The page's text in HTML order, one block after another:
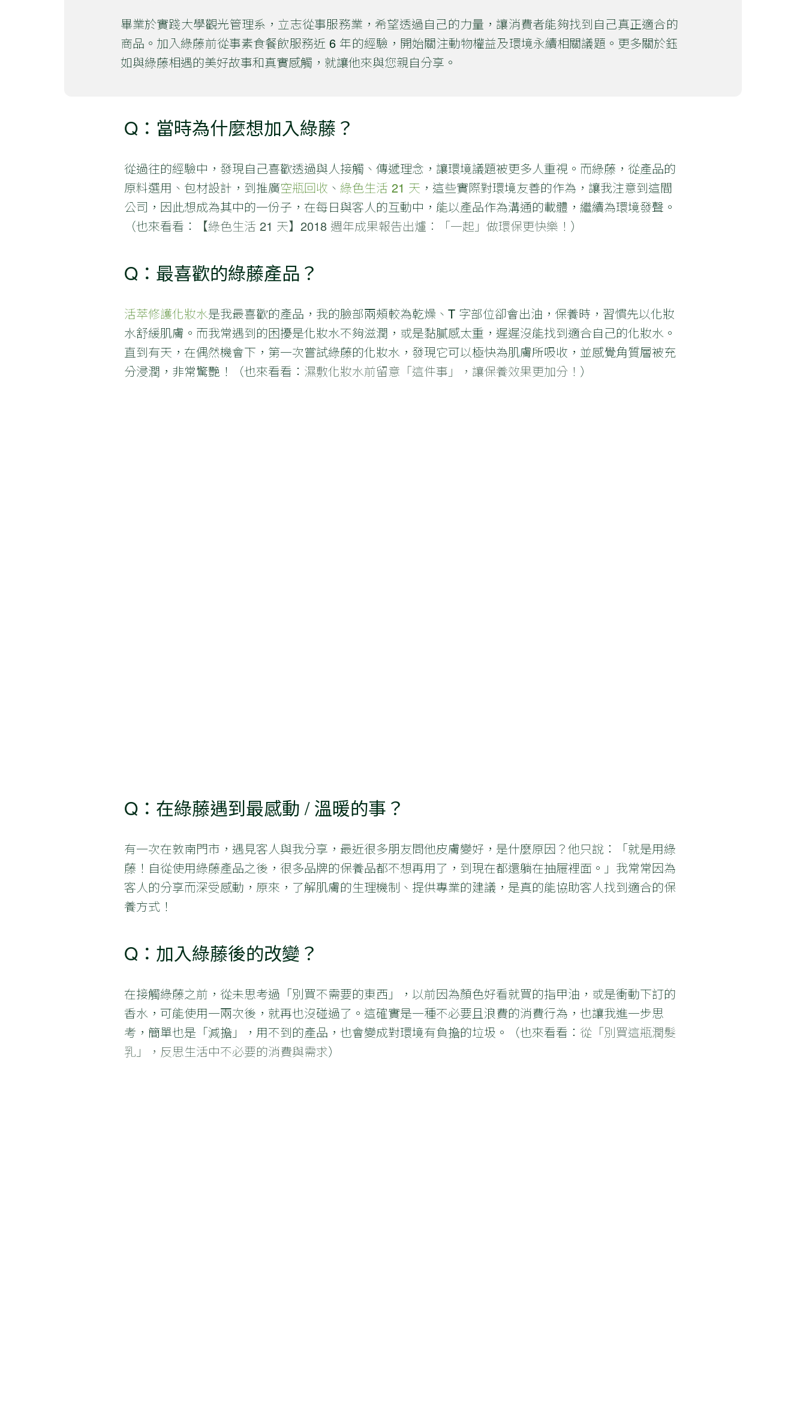
畢業於實踐大學觀光管理系，立志從事服務業，希望透過自己的力量，讓消費者能夠找到自己真正適合的
商品。加入綠藤前從事素食餐飲服務近 6 年的經驗，開始關注動物權益及環境永續相關議題。更多關於鈺
如與綠藤相遇的美好故事和真實感觸，就讓他來與您親自分享。
Q：當時為什麼想加入綠藤？
從過往的經驗中，發現自己喜歡透過與人接觸、傳遞理念，讓環境議題被更多人重視。而綠藤，從產品的
原料選用、包材設計，到推廣空瓶回收 、 綠色生活 21 天 ，這些實際對環境友善的作為，讓我注意到這間
公司，因此想成為其中的一份子，在每日與客人的互動中，能以產品作為溝通的載體，繼續為環境發聲。
（也來看看：
【綠色生活 21 天】2018 週年成果報告出爐：「一起」做環保更快樂！ ）
Q：最喜歡的綠藤產品？
活萃修護化妝水是我最喜歡的產品，我的臉部兩頰較為乾燥、T 字部位卻會出油，保養時，習慣先以化妝
水舒緩肌膚。而我常遇到的困擾是化妝水不夠滋潤，或是黏膩感太重，遲遲沒能找到適合自己的化妝水。
直到有天，在偶然機會下，第一次嘗試綠藤的化妝水，發現它可以極快為肌膚所吸收，並感覺角質層被充
分浸潤，非常驚艷！（也來看看： 濕敷化妝水前留意「這件事」，讓保養效果更加分！ ）
Q：在綠藤遇到最感動 / 溫暖的事？
有一次在敦南門市，遇見客人與我分享，最近很多朋友問他皮膚變好，是什麼原因？他只說：「就是用綠
藤！自從使用綠藤產品之後，很多品牌的保養品都不想再用了，到現在都還躺在抽屜裡面。」我常常因為
客人的分享而深受感動，原來，了解肌膚的生理機制、提供專業的建議，是真的能協助客人找到適合的保
養方式！
Q：加入綠藤後的改變？
在接觸綠藤之前，從未思考過「別買不需要的東西」，以前因為顏色好看就買的指甲油，或是衝動下訂的
香水，可能使用一兩次後，就再也沒碰過了。這確實是一種不必要且浪費的消費行為，也讓我進一步思
考，簡單也是「減擔」，用不到的產品，也會變成對環境有負擔的垃圾。（也來看看： 從「別買這瓶潤髮
乳」，反思生活中不必要的消費與需求）